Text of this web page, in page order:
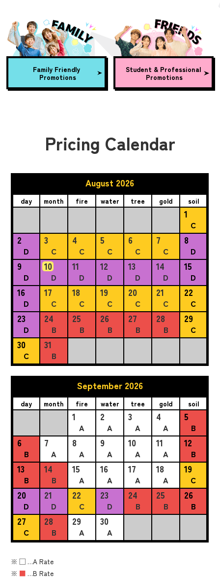
Family Friendly
Promotions
Student & Professional
Promotions
Pricing Calendar
August 2026
day month fire water tree gold soil
1
C
2
D
3
C
4
C
5
C
6
C
7
C
8
D
9
D
10
D
11
D
12
D
13
D
14
D
15
D
16
D
17
C
18
C
19
C
20
C
21
C
22
C
23
D
24
B
25
B
26
B
27
B
28
B
29
C
30
C
31
B
September 2026
day month fire water tree gold soil
1
A
2
A
3
A
4
A
5
B
6
B
7
A
8
A
9
A
10
A
11
A
12
B
13
B
14
B
15
A
16
A
17
A
18
A
19
C
20
D
21
D
22
C
23
D
24
B
25
B
26
B
27
C
28
B
29
A
30
A
※■ …A Rate
※ ■ …B Rate